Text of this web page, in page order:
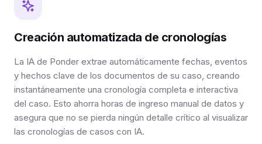
Creación automatizada de cronologías
La IA de Ponder extrae automáticamente fechas, eventos
y hechos clave de los documentos de su caso, creando
instantáneamente una cronología completa e interactiva
del caso. Esto ahorra horas de ingreso manual de datos y
asegura que no se pierda ningún detalle crítico al visualizar
las cronologías de casos con IA.